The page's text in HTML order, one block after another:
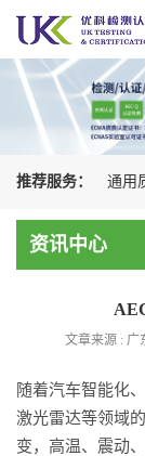
推荐服务： 通用
认证 | CSA认证
资讯中心
文章来源 : 广
随着汽车智能化
激光雷达等领域
变，高温、震动